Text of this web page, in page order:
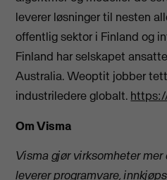
leverer løsninger til nesten
offentlig sektor i Finland og
Finland har selskapet
Australia. Weoptit jobber
industriledere globalt.
Om Visma
Visma gjør virksomheter
leverer programvare,